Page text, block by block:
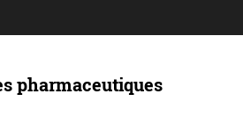
pharmaceutiques